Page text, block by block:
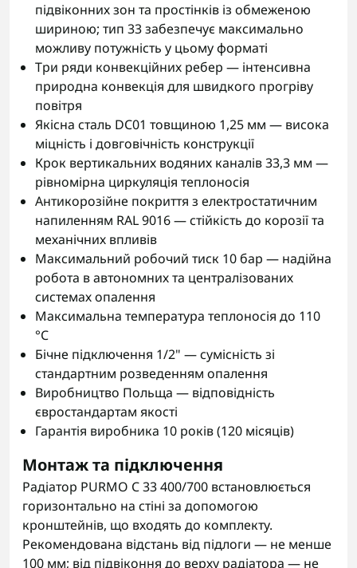
підвіконних зон та простінків із обмеженою
шириною; тип 33 забезпечує максимально
можливу потужність у цьому форматі
Три ряди конвекційних ребер — інтенсивна
природна конвекція для швидкого прогріву
повітря
Якісна сталь DC01 товщиною 1,25 мм — висока
міцність і довговічність конструкції
Крок вертикальних водяних каналів 33,3 мм —
рівномірна циркуляція теплоносія
Антикорозійне покриття з електростатичним
напиленням RAL 9016 — стійкість до корозії та
механічних впливів
Максимальний робочий тиск 10 бар — надійна
робота в автономних та централізованих
системах опалення
Максимальна температура теплоносія до 110
°C
Бічне підключення 1/2" — сумісність зі
стандартним розведенням опалення
Виробництво Польща — відповідність
євростандартам якості
Гарантія виробника 10 років (120 місяців)
Монтаж та підключення
Радіатор PURMO C 33 400/700 встановлюється
горизонтально на стіні за допомогою
кронштейнів, що входять до комплекту.
Рекомендована відстань від підлоги — не менше
100 мм; від підвіконня до верху радіатора — не